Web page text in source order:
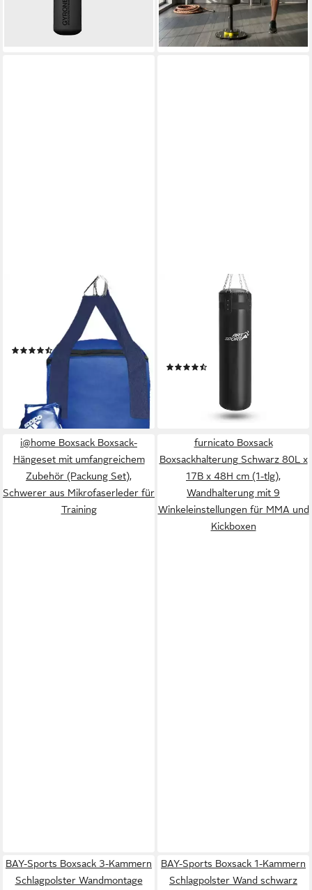
67,90 € UVP149,90 €
-55%
lieferbar - in 2-3 Werktagen bei dir
ADIDAS PERFORMANCE
Boxsack Blue Corner Boxing
Kit (Set, 2-tlg., mit
Boxhandschuhen)
(25)
82,99 € UVP
lieferbar - in 6-8 Werktagen bei dir
Boxsack 30 kg, hängend 110
Karabinerhaken für
lieferbar - in 3-4 Werktagen bei dir
i@home Boxsack Boxsack-
Hängeset mit umfangreichem
Zubehör (Packung Set),
Schwerer aus Mikrofaserleder für
Training
furnicato Boxsack
Boxsackhalterung Schwarz 80L x
17B x 48H cm (1-tlg),
Wandhalterung mit 9
Winkeleinstellungen für MMA und
Kickboxen
BAY-Sports Boxsack 3-Kammern
Schlagpolster Wandmontage
BAY-Sports Boxsack 1-Kammern
Schlagpolster Wand schwarz